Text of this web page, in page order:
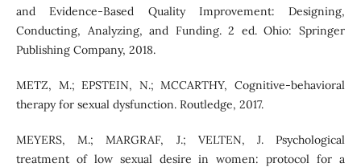
and Evidence-Based Quality Improvement: Designing,
Conducting, Analyzing, and Funding. 2 ed. Ohio: Springer
Publishing Company, 2018.
METZ, M.; EPSTEIN, N.; MCCARTHY, Cognitive-behavioral
therapy for sexual dysfunction. Routledge, 2017.
MEYERS, M.; MARGRAF, J.; VELTEN, J. Psychological
treatment of low sexual desire in women: protocol for a